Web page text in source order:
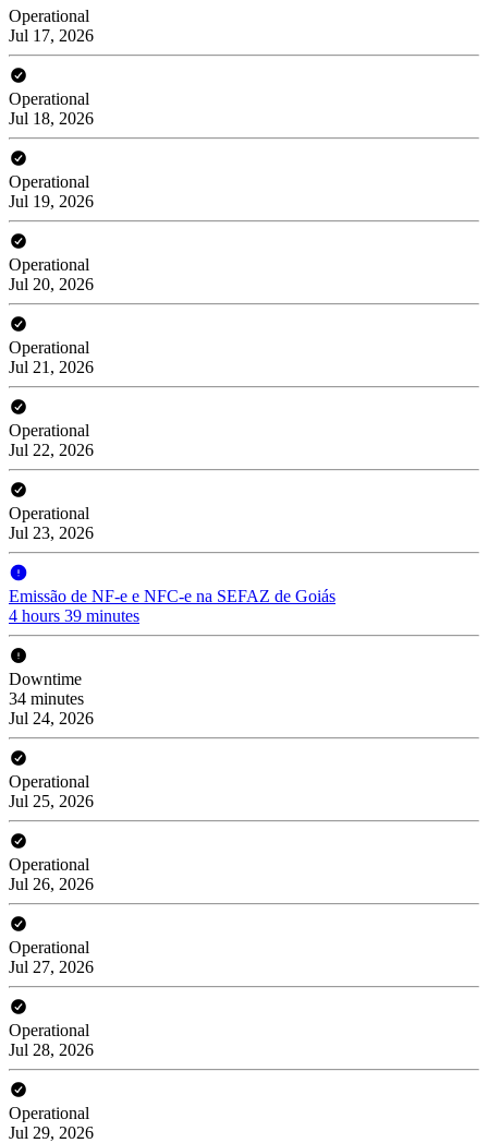
Operational
Jul 17, 2026
Operational
Jul 18, 2026
Operational
Jul 19, 2026
Operational
Jul 20, 2026
Operational
Jul 21, 2026
Operational
Jul 22, 2026
Operational
Jul 23, 2026
Emissão de NF-e e NFC-e na SEFAZ de Goiás
4 hours 39 minutes
Downtime
34 minutes
Jul 24, 2026
Operational
Jul 25, 2026
Operational
Jul 26, 2026
Operational
Jul 27, 2026
Operational
Jul 28, 2026
Operational
Jul 29, 2026